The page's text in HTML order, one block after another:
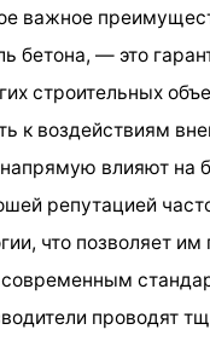
важное
бетона, — это
строительных
к воздействиям
влияют на
репутацией
что позволяет им
проводят